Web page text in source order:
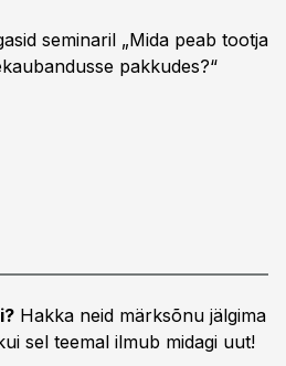
seminaril „Mida peab tootja
pakkudes?“
Hakka neid märksõnu jälgima
sel teemal ilmub midagi uut!